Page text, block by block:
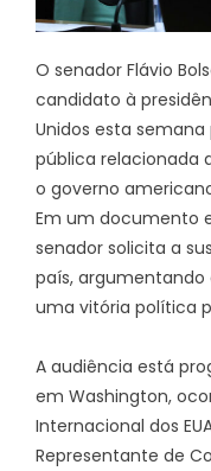
O senador Flávio
candidato à
Unidos esta
pública relacionada
o governo
Em um documento
senador solicita a
país,
uma vitória política
A audiência está
em Washington,
Internacional dos
Representante de